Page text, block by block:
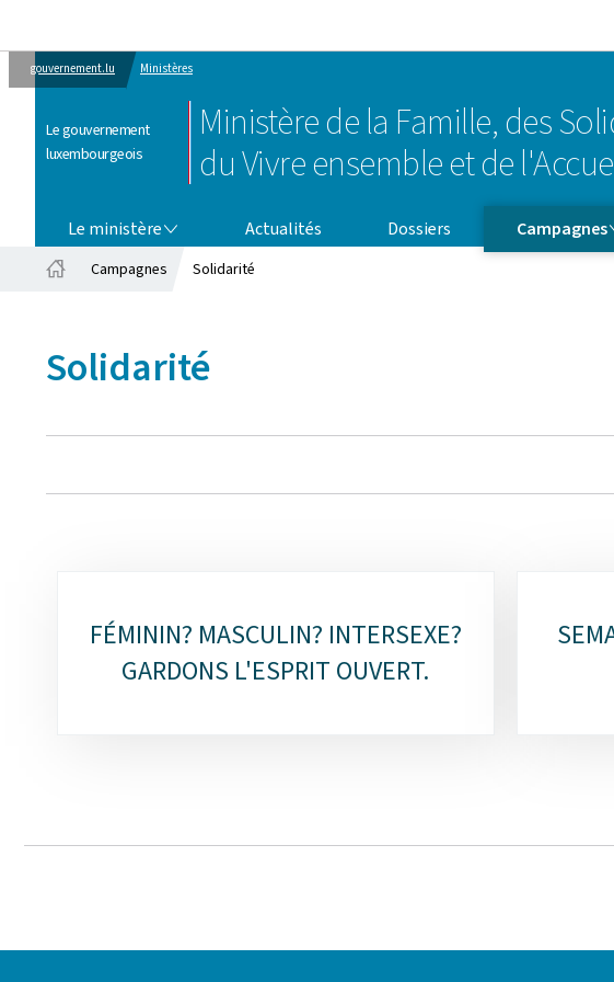
gouvernement.lu Ministères
Le gouvernement
luxembourgeois
Ministère de la Famille, des
du Vivre ensemble et de
Le ministère Actualités Dossiers Campagnes
Campagnes Solidarité
Solidarité
rubriques
FÉMININ? MASCULIN? INTERSEXE?
GARDONS L'ESPRIT OUVERT.